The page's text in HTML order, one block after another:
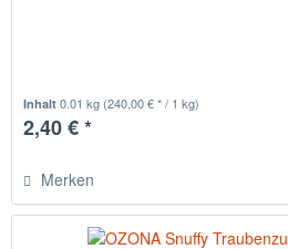
Inhalt0.01 kg (240,00 € * / 1 kg)
2,40 € *
Merken